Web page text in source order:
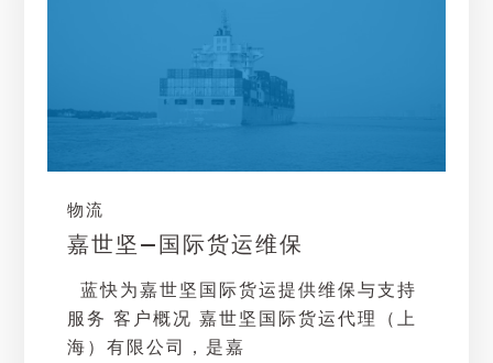
物流
嘉世坚—国际货运维保
蓝快为嘉世坚国际货运提供维保与支持
服务 客户概况 嘉世坚国际货运代理（上
海）有限公司，是嘉